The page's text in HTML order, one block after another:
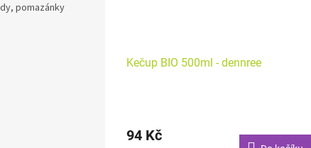
pomazánky
Kečup BIO 500ml - dennree
94 Kč